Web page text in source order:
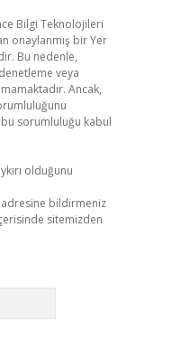
Bilgi Teknolojileri
onaylanmış bir Yer
Bu nedenle,
veya
Ancak,
sorumluluğu kabul
olduğunu
adresine bildirmeniz
sitemizden